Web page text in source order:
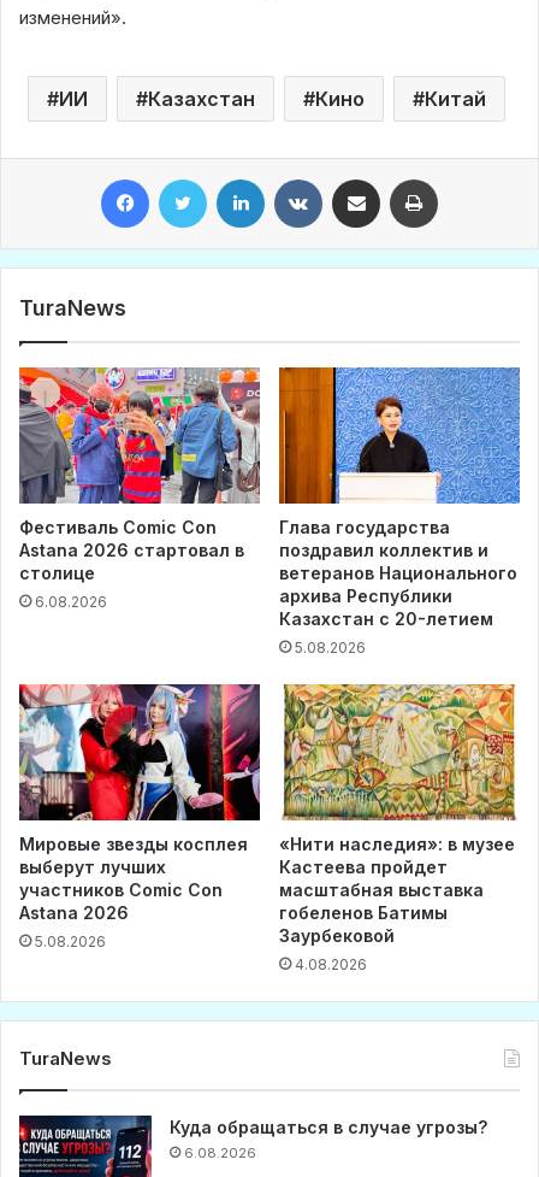
изменений».
ИИ Казахстан Кино Китай
TuraNews
Фестиваль Comic Con
Astana 2026 стартовал в
столице
6.08.2026
Глава государства
поздравил коллектив и
ветеранов Национального
архива Республики
Казахстан с 20-летием
5.08.2026
Мировые звезды косплея
выберут лучших
участников Comic Con
Astana 2026
5.08.2026
«Нити наследия»: в музее
Кастеева пройдет
масштабная выставка
гобеленов Батимы
Заурбековой
4.08.2026
TuraNews
Куда обращаться в случае угрозы?
6.08.2026